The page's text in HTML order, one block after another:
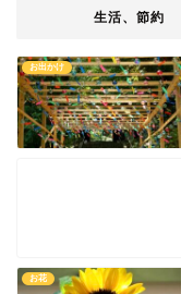
生活、節約
お出かけ
お花